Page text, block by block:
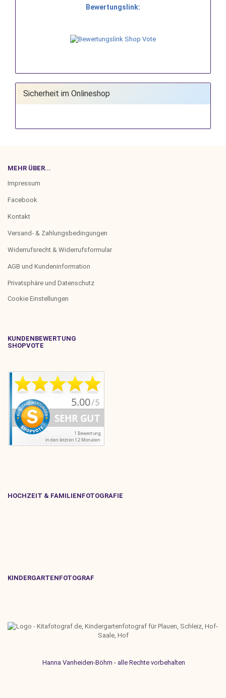
Bewertungslink:
Sicherheit im Onlineshop
MEHR ÜBER...
Impressum
Facebook
Kontakt
Versand- & Zahlungsbedingungen
Widerrufsrecht & Widerrufsformular
AGB und Kundeninformation
Privatsphäre und Datenschutz
Cookie Einstellungen
KUNDENBEWERTUNG
SHOPVOTE
HOCHZEIT & FAMILIENFOTOGRAFIE
KINDERGARTENFOTOGRAF
Hanna Vanheiden-Böhm - alle Rechte vorbehalten